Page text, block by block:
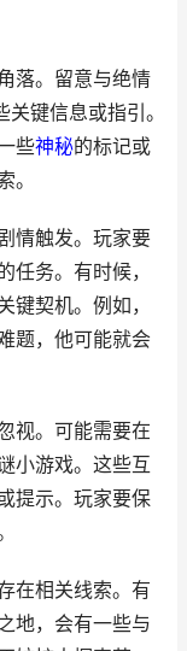
落。留意与绝情
键信息或指引。
些神秘的标记或
。
情触发。玩家要
任务。有时候，
键契机。例如，
题，他可能就会
视。可能需要在
小游戏。这些互
提示。玩家要保
在相关线索。有
地，会有一些与